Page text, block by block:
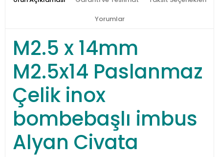
Yorumlar
M2.5 x 14mm
M2.5x14 Paslanmaz
Çelik inox
bombebaşlı imbus
Alyan Civata